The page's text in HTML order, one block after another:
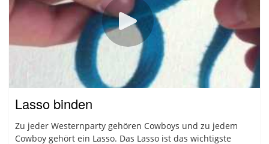
Lasso binden
Zu jeder Westernparty gehören Cowboys und zu jedem
Cowboy gehört ein Lasso. Das Lasso ist das wichtigste